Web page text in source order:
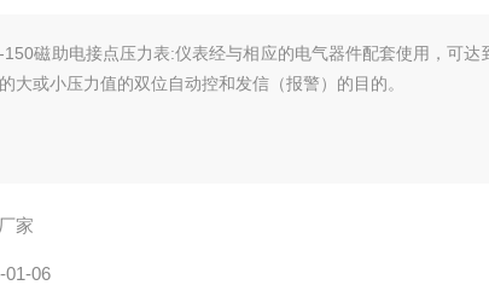
150磁助电接点压力表:仪表经与相应的电气器件配套使用，可达
大或小压力值的双位自动控和发信（报警）的目的。
家
01-06